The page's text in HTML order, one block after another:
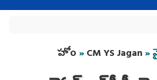
You are here
హోం »CM YS Jagan»